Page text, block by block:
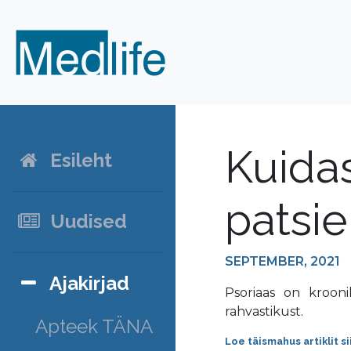
Esileht
Uudised
Ajakirjad
Apteek TÄNA
SEPTEMBER, 2021
Psoriaas on
rahvastikust.
Loe täismahus artiklit